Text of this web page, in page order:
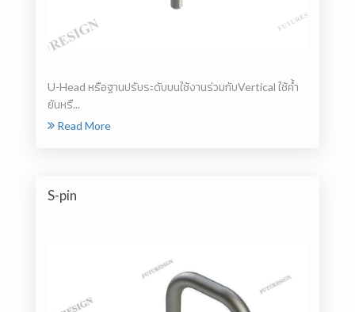
U-Head หรือฐานปรับระดับบนใช้งานร่วมกับVertical ใช้ค้ำ
ยันหรื...
Read More
S-pin